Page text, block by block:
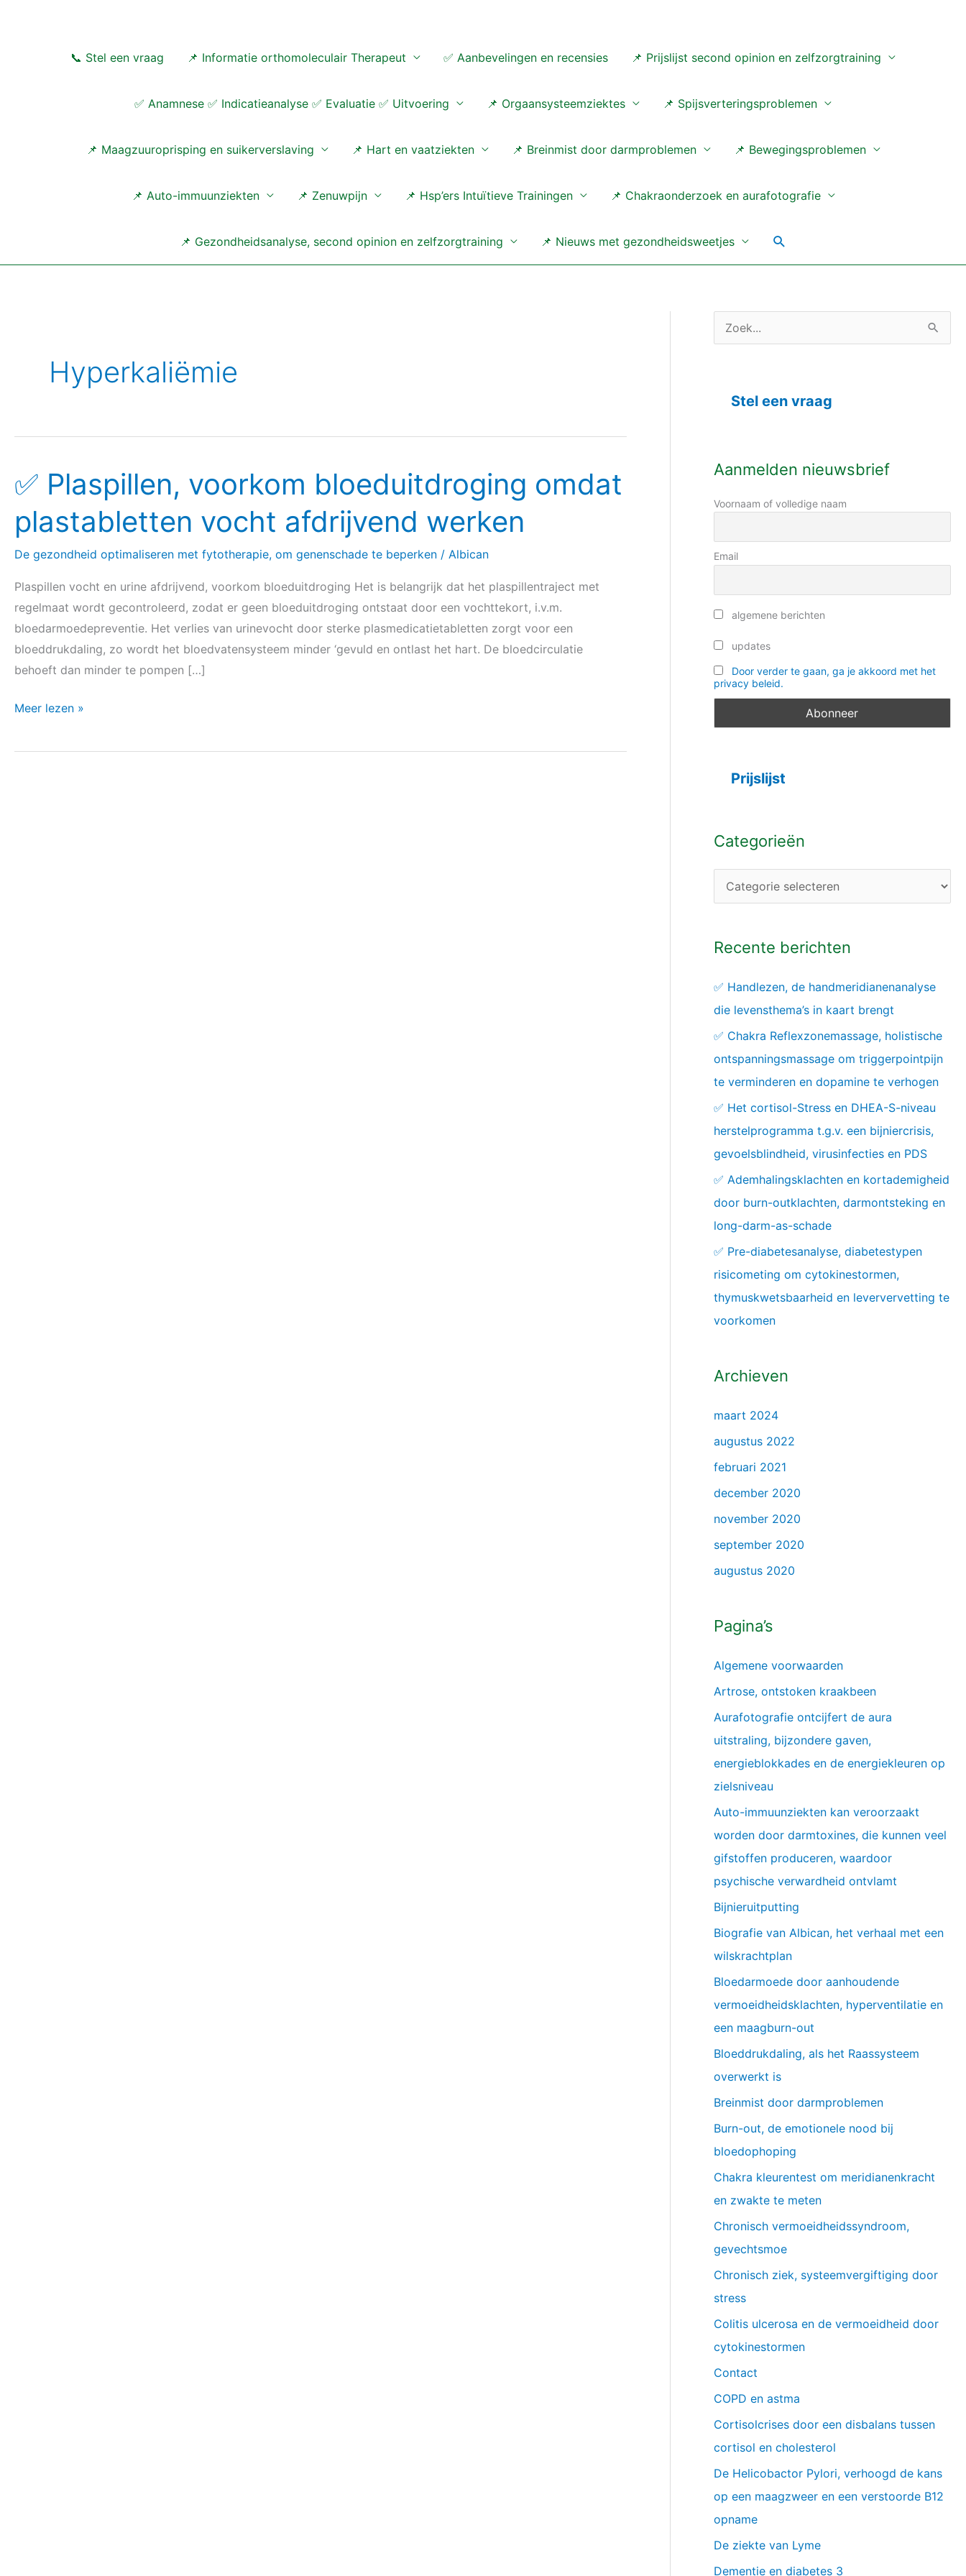
📞 Stel een vraag 📌 Informatie orthomoleculair Therapeut ✅ Aanbevelingen en recensies 📌 Prijslijst second opinion en zelfzorgtraining
✅ Anamnese ✅ Indicatieanalyse ✅ Evaluatie ✅ Uitvoering 📌 Orgaansysteemziektes 📌 Spijsverteringsproblemen
📌 Maagzuuroprisping en suikerverslaving 📌 Hart en vaatziekten 📌 Breinmist door darmproblemen 📌 Bewegingsproblemen
📌 Auto-immuunziekten 📌 Zenuwpijn 📌 Hsp’ers Intuïtieve Trainingen 📌 Chakraonderzoek en aurafotografie
📌 Gezondheidsanalyse, second opinion en zelfzorgtraining 📌 Nieuws met gezondheidsweetjes Zoeken
Hyperkaliëmie
✅ Plaspillen, voorkom bloeduitdroging omdat
plastabletten vocht afdrijvend werken
De gezondheid optimaliseren met fytotherapie, om genenschade te beperken / Albican
Plaspillen vocht en urine afdrijvend, voorkom bloeduitdroging Het is belangrijk dat het plaspillentraject met
regelmaat wordt gecontroleerd, zodat er geen bloeduitdroging ontstaat door een vochttekort, i.v.m.
bloedarmoedepreventie. Het verlies van urinevocht door sterke plasmedicatietabletten zorgt voor een
bloeddrukdaling, zo wordt het bloedvatensysteem minder ‘gevuld en ontlast het hart. De bloedcirculatie
behoeft dan minder te pompen […]
Plaspillen,
voorkom
bloeduitdroging
omdat
plastabletten
vocht
afdrijvend
werken
Meer lezen »
a
:
Stel een vraag
Aanmelden nieuwsbrief
Voornaam of volledige naam
Email
algemene berichten
updates
Door verder te gaan, ga je akkoord met het
privacy beleid.
Prijslijst
Categorieën
a
e
n
Recente berichten
✅ Handlezen, de handmeridianenanalyse
die levensthema’s in kaart brengt
✅ Chakra Reflexzonemassage, holistische
ontspanningsmassage om triggerpointpijn
te verminderen en dopamine te verhogen
✅ Het cortisol-Stress en DHEA-S-niveau
herstelprogramma t.g.v. een bijniercrisis,
gevoelsblindheid, virusinfecties en PDS
✅ Ademhalingsklachten en kortademigheid
door burn-outklachten, darmontsteking en
long-darm-as-schade
✅ Pre-diabetesanalyse, diabetestypen
risicometing om cytokinestormen,
thymuskwetsbaarheid en leververvetting te
voorkomen
Archieven
maart 2024
augustus 2022
februari 2021
december 2020
november 2020
september 2020
augustus 2020
Pagina’s
Algemene voorwaarden
Artrose, ontstoken kraakbeen
Aurafotografie ontcijfert de aura
uitstraling, bijzondere gaven,
energieblokkades en de energiekleuren op
zielsniveau
Auto-immuunziekten kan veroorzaakt
worden door darmtoxines, die kunnen veel
gifstoffen produceren, waardoor
psychische verwardheid ontvlamt
Bijnieruitputting
Biografie van Albican, het verhaal met een
wilskrachtplan
Bloedarmoede door aanhoudende
vermoeidheidsklachten, hyperventilatie en
een maagburn-out
Bloeddrukdaling, als het Raassysteem
overwerkt is
Breinmist door darmproblemen
Burn-out, de emotionele nood bij
bloedophoping
Chakra kleurentest om meridianenkracht
en zwakte te meten
Chronisch vermoeidheidssyndroom,
gevechtsmoe
Chronisch ziek, systeemvergiftiging door
stress
Colitis ulcerosa en de vermoeidheid door
cytokinestormen
Contact
COPD en astma
Cortisolcrises door een disbalans tussen
cortisol en cholesterol
De Helicobactor Pylori, verhoogd de kans
op een maagzweer en een verstoorde B12
opname
De ziekte van Lyme
Dementie en diabetes 3